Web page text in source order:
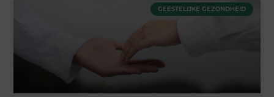
GEESTELIJKE GEZONDHEID